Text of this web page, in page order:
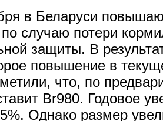
в Беларуси
по случаю потери
защиты. В
повышение в
что, по
Br980. Годовое
Однако размер